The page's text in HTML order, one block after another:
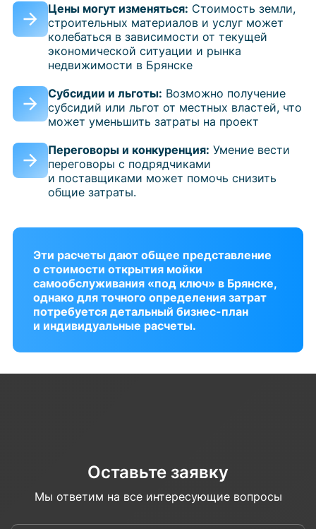
Цены могут изменяться: Стоимость земли,
строительных материалов и услуг может
колебаться в зависимости от текущей
экономической ситуации и рынка
недвижимости в Брянске
Субсидии и льготы: Возможно получение
субсидий или льгот от местных властей, что
может уменьшить затраты на проект
Переговоры и конкуренция: Умение вести
переговоры с подрядчиками
и поставщиками может помочь снизить
общие затраты.
Эти расчеты дают общее представление
о стоимости открытия мойки
самообслуживания «под ключ» в Брянске,
однако для точного определения затрат
потребуется детальный бизнес-план
и индивидуальные расчеты.
Оставьте заявку
Мы ответим на все интересующие вопросы